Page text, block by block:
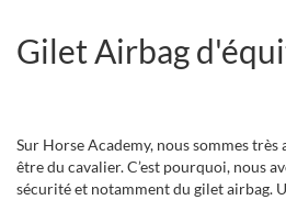
Gilet Airbag
Sur Horse Academy, nous sommes très
être du cavalier. C’est pourquoi, nous
sécurité et notamment du gilet airbag.